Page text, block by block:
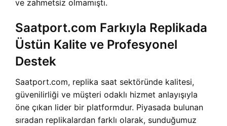
ve zahmetsiz olmamıştı.
Saatport.com Farkıyla Replikada
Üstün Kalite ve Profesyonel
Destek
Saatport.com, replika saat sektöründe kalitesi,
güvenilirliği ve müşteri odaklı hizmet anlayışıyla
öne çıkan lider bir platformdur. Piyasada bulunan
sıradan replikalardan farklı olarak, sunduğumuz